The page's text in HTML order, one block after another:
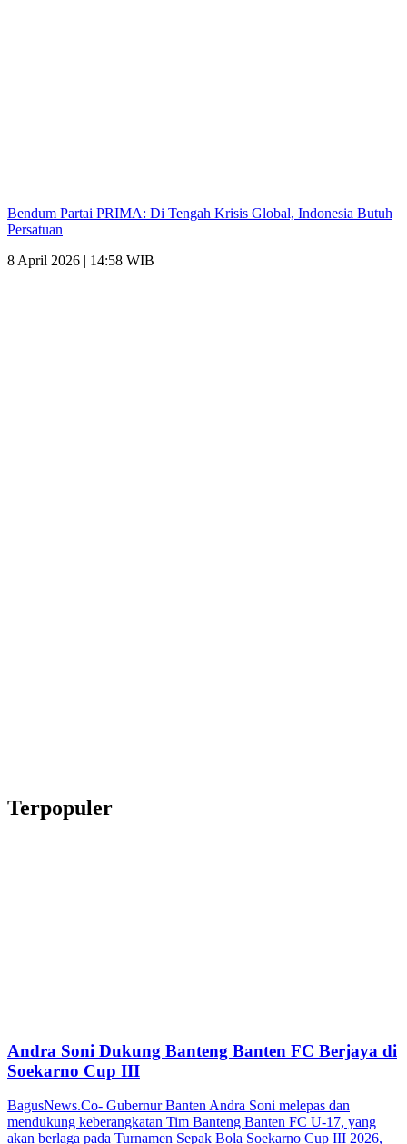
Bendum Partai PRIMA: Di Tengah Krisis Global, Indonesia Butuh
Persatuan
8 April 2026 | 14:58 WIB
Terpopuler
Andra Soni Dukung Banteng Banten FC Berjaya di
Soekarno Cup III
BagusNews.Co- Gubernur Banten Andra Soni melepas dan
mendukung keberangkatan Tim Banteng Banten FC U-17, yang
akan berlaga pada Turnamen Sepak Bola Soekarno Cup III 2026,